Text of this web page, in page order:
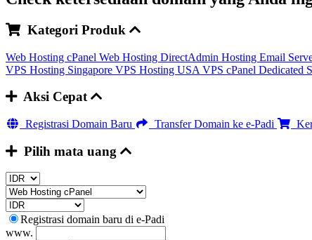
Kategori Produk
Web Hosting cPanel Web Hosting DirectAdmin Hosting Email
VPS Hosting Singapore VPS Hosting USA VPS cPanel Dedicated
Aksi Cepat
Registrasi Domain Baru Transfer Domain ke e-Padi
Pilih mata uang
Registrasi domain baru di e-Padi
www.